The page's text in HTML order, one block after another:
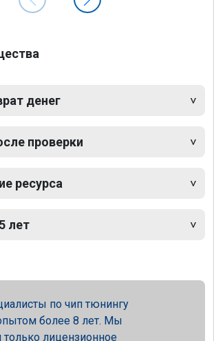
денег
проверки
ресурса
лет
по чип тюнингу
более 8 лет. Мы
лицензионное